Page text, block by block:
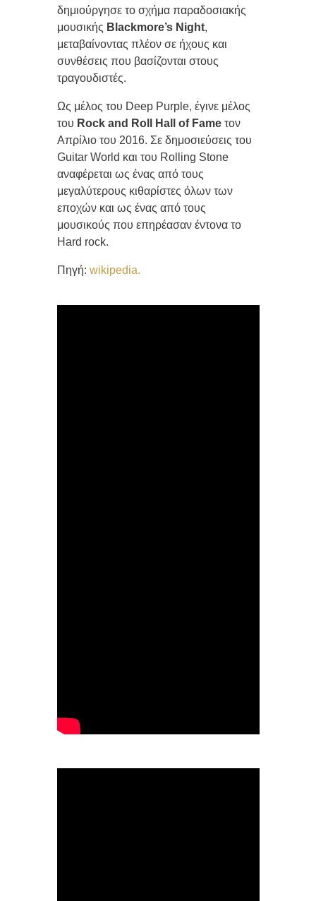
δημιούργησε το σχήμα παραδοσιακής
μουσικής Blackmore’s Night,
μεταβαίνοντας πλέον σε ήχους και
συνθέσεις που βασίζονται στους
τραγουδιστές.
Ως μέλος του Deep Purple, έγινε μέλος
του Rock and Roll Hall of Fameτον
Απρίλιο του 2016. Σε δημοσιεύσεις του
Guitar World και του Rolling Stone
αναφέρεται ως ένας από τους
μεγαλύτερους κιθαρίστες όλων των
εποχών και ως ένας από τους
μουσικούς που επηρέασαν έντονα το
Hard rock.
Πηγή: wikipedia.